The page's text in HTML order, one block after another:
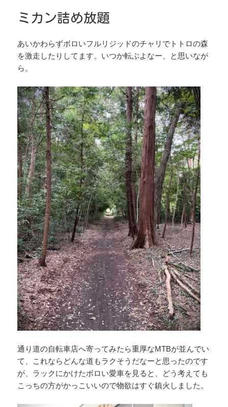
ー
ミカン詰め放題
あいかわらずボロいフルリジッドのチャリでトトロの森
を激走したりしてます。いつか転ぶよなー、と思いなが
ら。
通り道の自転車店へ寄ってみたら重厚なMTBが並んでい
て、これならどんな道もラクそうだなーと思ったのです
が、ラックにかけたボロい愛車を見ると、どう考えても
こっちの方がかっこいいので物欲はすぐ鎮火しました。